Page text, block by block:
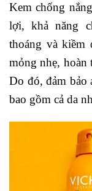
Kem chống
lợi, khả năng
thoáng và kiềm
mỏng nhẹ, hoàn
Do đó, đảm bảo
bao gồm cả da